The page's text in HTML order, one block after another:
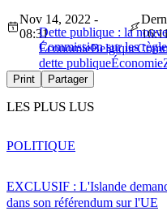
Dette publique : la
Commission sur les
Nov 14, 2022 -
08:31
ÉconomieBelgique
dette publiqueÉconomie
Print Partager
LES PLUS LUS
EXCLUSIF : L'Islande
dans son référendum sur l'UE
POLITIQUE